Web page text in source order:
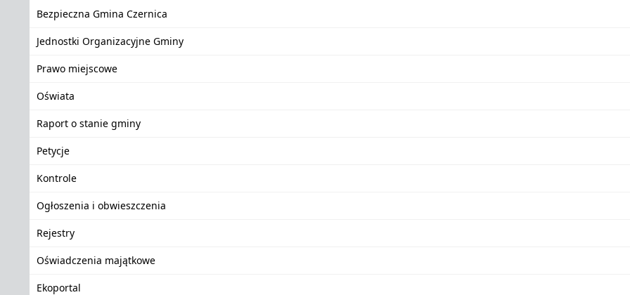
Bezpieczna Gmina Czernica
Jednostki Organizacyjne Gminy
Prawo miejscowe
Oświata
Raport o stanie gminy
Petycje
Kontrole
Ogłoszenia i obwieszczenia
Rejestry
Oświadczenia majątkowe
Ekoportal